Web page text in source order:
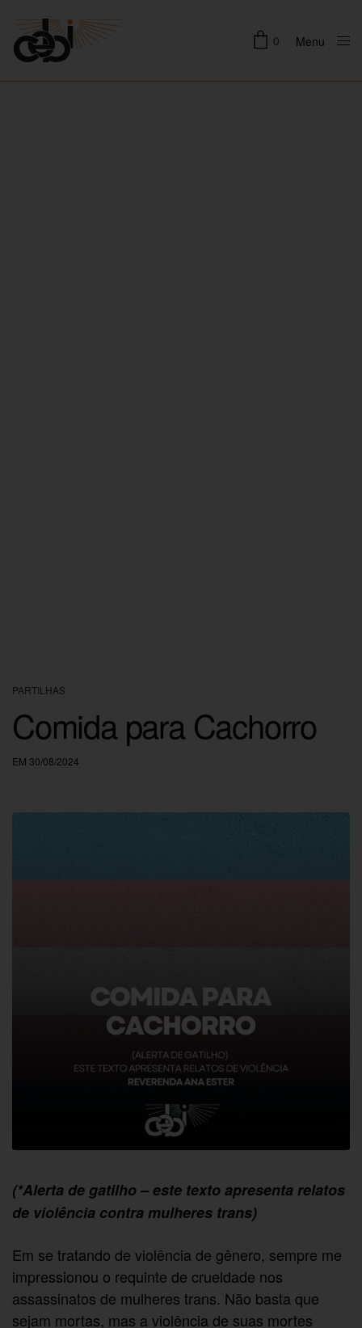
0 Menu
PARTILHAS
Comida para Cachorro
EM 30/08/2024
(*Alerta de gatilho – este texto apresenta relatos
de violência contra mulheres trans)
Em se tratando de violência de gênero, sempre me
impressionou o requinte de crueldade nos
assassinatos de mulheres trans. Não basta que
sejam mortas, mas a violência de suas mortes